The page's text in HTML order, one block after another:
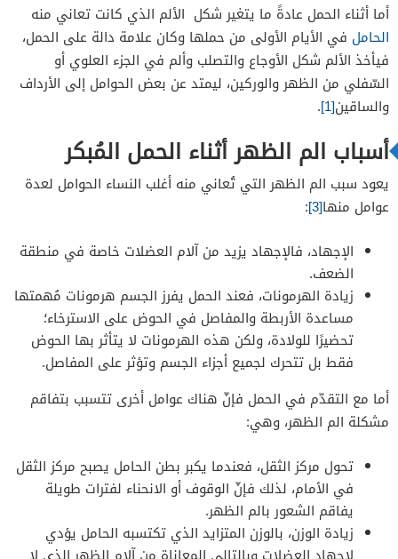
النفور من الطعام أو الرغبة به
الدوخة
الحساسية من بعض الروائح
متى تبدأ أعراض الحمل المبكرة
أما أثناء الحمل عادةً ما يتغير شكل الألم الذي كانت تعاني منه
الحامل في الأيام الأولى من حملها وكان علامة دالة على الحمل،
فيأخذ الألم شكل الأوجاع والتصلب وألم في الجزء العلوي أو
السّفلي من الظهر والوركين، ليمتد عن بعض الحوامل إلى الأرداف
والساقين[1]
.
أسباب الم الظهر أثناء الحمل المُبكر
يعود سبب الم الظهر التي تُعاني منه أغلب النساء الحوامل لعدة
عوامل منها[3]
:
الإجهاد، فالإجهاد يزيد من آلام العضلات خاصة في منطقة
الضعف.
زيادة الهرمونات، فعند الحمل يفرز الجسم هرمونات مُهمتها
مساعدة الأربطة والمفاصل في الحوض على الاسترخاء؛
تحضيرًا للولادة، ولكن هذه الهرمونات لا يتأثر بها الحوض
فقط بل تتحرك لجميع أجزاء الجسم وتؤثر على المفاصل.
أما مع التقدّم في الحمل فإنّ هناك عوامل أخرى تتسبب بتفاقم
مشكلة الم الظهر، وهي:
تحول مركز الثقل، فعندما يكبر بطن الحامل يصبح مركز الثقل
في الأمام، لذلك فإنّ الوقوف أو الانحناء لفترات طويلة
يفاقم الشعور بالم الظهر.
زيادة الوزن، بالوزن المتزايد الذي تكتسبه الحامل يؤدي